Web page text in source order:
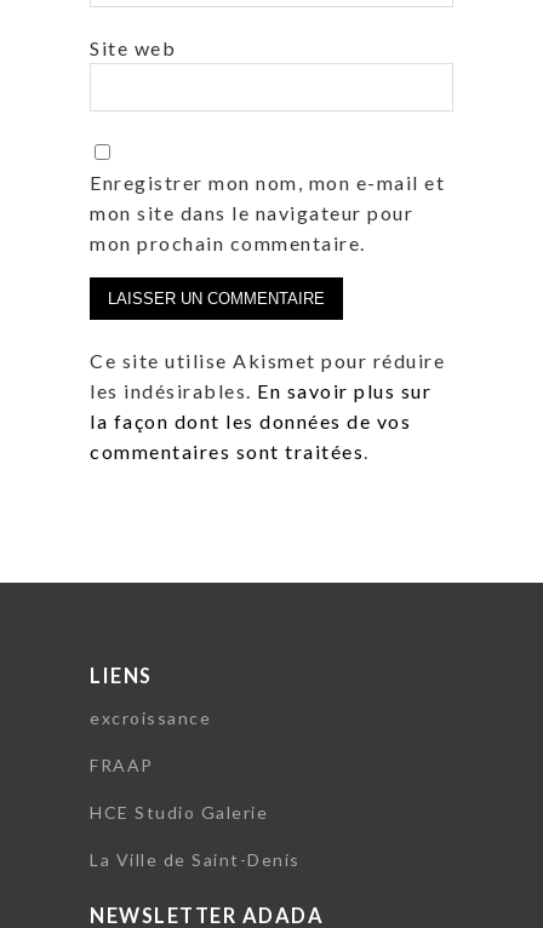
Site web
Enregistrer mon nom, mon e-mail et
mon site dans le navigateur pour
mon prochain commentaire.
Ce site utilise Akismet pour réduire
les indésirables. En savoir plus sur
la façon dont les données de vos
commentaires sont traitées.
LIENS
excroissance
FRAAP
HCE Studio Galerie
La Ville de Saint-Denis
NEWSLETTER ADADA